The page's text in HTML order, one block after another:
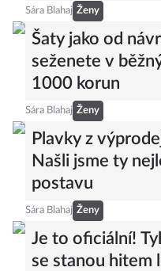
Sára Blahaj Ženy
Šaty jako od
seženete v
1000 korun
Sára Blahaj Ženy
Plavky z
Našli jsme ty
postavu
Sára Blahaj Ženy
Je to oficiální!
se stanou hitem